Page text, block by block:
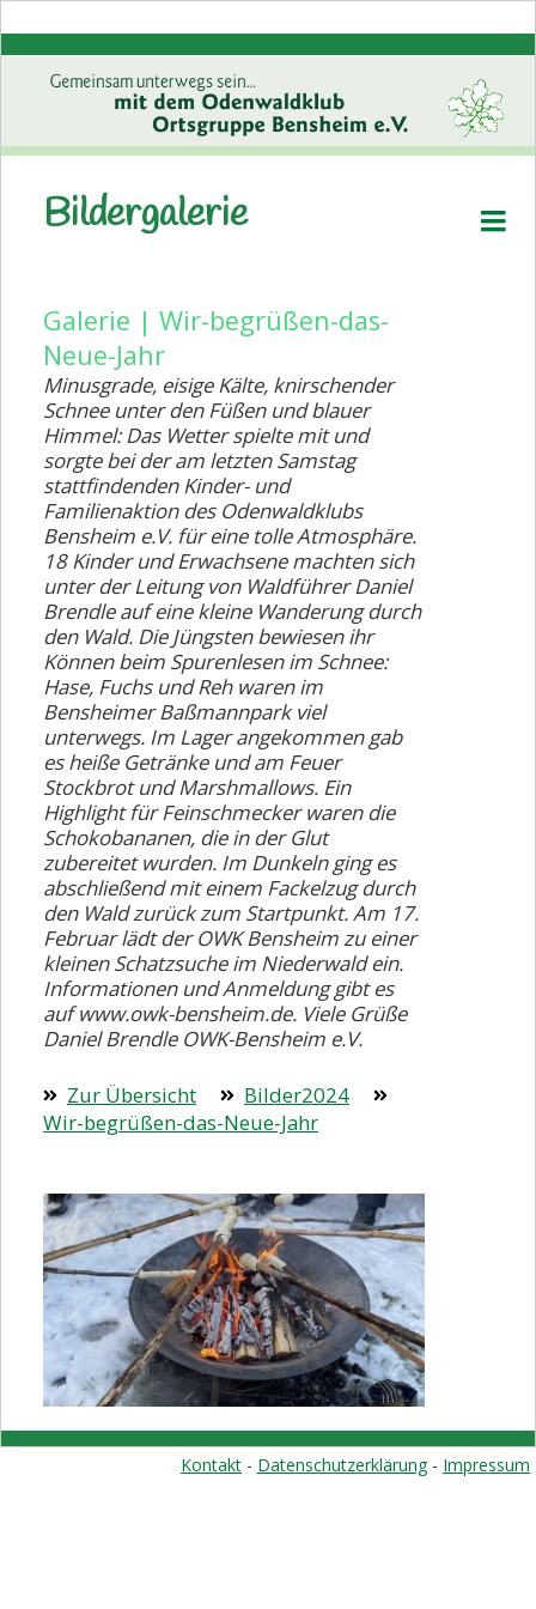
Startseite
Wanderplan
Wanderplan/Kinder u. Familien
Aktuell
Aktuell - Kinder und Familien
Wanderabzeichen
Ausbildung
Wanderheime
Galerie
Vorstand
Mitgliedschaft
Links
Anmeldeformular
(AGB)
Bildergalerie
Galerie | Wir-begrüßen-das-
Neue-Jahr
Minusgrade, eisige Kälte, knirschender
Schnee unter den Füßen und blauer
Himmel: Das Wetter spielte mit und
sorgte bei der am letzten Samstag
stattfindenden Kinder- und
Familienaktion des Odenwaldklubs
Bensheim e.V. für eine tolle Atmosphäre.
18 Kinder und Erwachsene machten sich
unter der Leitung von Waldführer Daniel
Brendle auf eine kleine Wanderung durch
den Wald. Die Jüngsten bewiesen ihr
Können beim Spurenlesen im Schnee:
Hase, Fuchs und Reh waren im
Bensheimer Baßmannpark viel
unterwegs. Im Lager angekommen gab
es heiße Getränke und am Feuer
Stockbrot und Marshmallows. Ein
Highlight für Feinschmecker waren die
Schokobananen, die in der Glut
zubereitet wurden. Im Dunkeln ging es
abschließend mit einem Fackelzug durch
den Wald zurück zum Startpunkt. Am 17.
Februar lädt der OWK Bensheim zu einer
kleinen Schatzsuche im Niederwald ein.
Informationen und Anmeldung gibt es
auf www.owk-bensheim.de. Viele Grüße
Daniel Brendle OWK-Bensheim e.V.
Zur Übersicht
Bilder2024
Wir-begrüßen-das-Neue-Jahr
Kontakt - Datenschutzerklärung- Impressum